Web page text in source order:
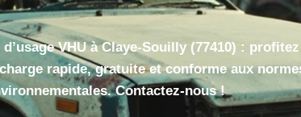
VHU à Claye-Souilly (77410) : profitez
rapide, gratuite et conforme aux
Contactez-nous !